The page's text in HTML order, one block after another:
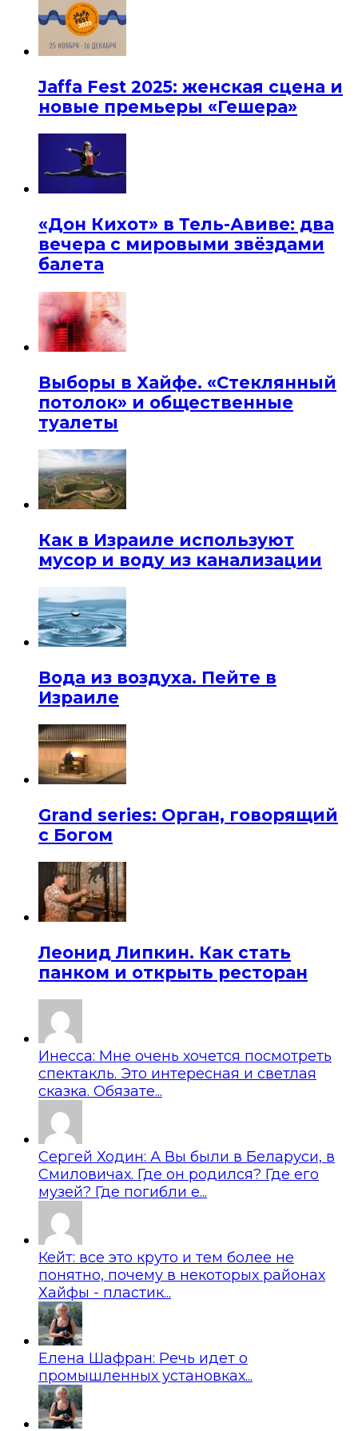
Jaffa Fest 2025: женская сцена и
новые премьеры «Гешера»
«Дон Кихот» в Тель-Авиве: два
вечера с мировыми звёздами
балета
Выборы в Хайфе. «Стеклянный
потолок» и общественные
туалеты
Как в Израиле используют
мусор и воду из канализации
Вода из воздуха. Пейте в
Израиле
Grand series: Орган, говорящий
с Богом
Леонид Липкин. Как стать
панком и открыть ресторан
Инесса: Мне очень хочется посмотреть
спектакль. Это интересная и светлая
сказка. Обязате...
Сергей Ходин: А Вы были в Беларуси, в
Смиловичах. Где он родился? Где его
музей? Где погибли е...
Кейт: все это круто и тем более не
понятно, почему в некоторых районах
Хайфы - пластик...
Елена Шафран: Речь идет о
промышленных установках...